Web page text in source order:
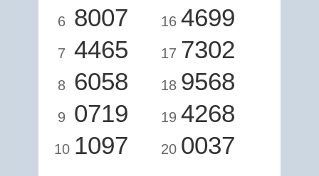
6 8007
7 4465
8 6058
9 0719
10 1097
16 4699
17 7302
18 9568
19 4268
20 0037